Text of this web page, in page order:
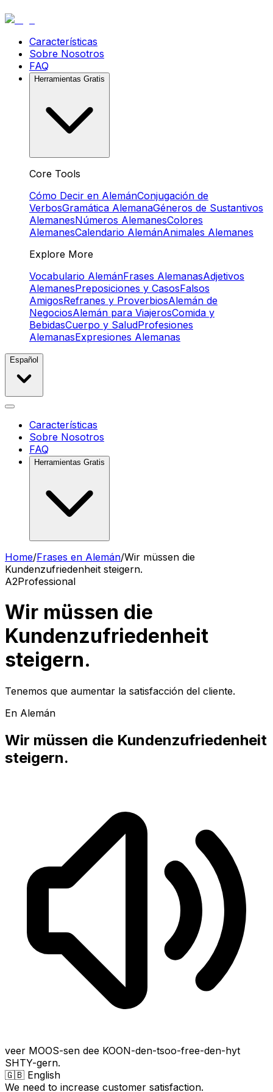
Características
Sobre Nosotros
FAQ
Herramientas Gratis
Core Tools
Cómo Decir en AlemánConjugación de
VerbosGramática AlemanaGéneros de Sustantivos
AlemanesNúmeros AlemanesColores
AlemanesCalendario AlemánAnimales Alemanes
Explore More
Vocabulario AlemánFrases AlemanasAdjetivos
AlemanesPreposiciones y CasosFalsos
AmigosRefranes y ProverbiosAlemán de
NegociosAlemán para ViajerosComida y
BebidasCuerpo y SaludProfesiones
AlemanasExpresiones Alemanas
Español
Características
Sobre Nosotros
FAQ
Herramientas Gratis
Home/Frases en Alemán/Wir müssen die
Kundenzufriedenheit steigern.
A2Professional
Wir müssen die
Kundenzufriedenheit
steigern.
Tenemos que aumentar la satisfacción del cliente.
En Alemán
Wir müssen die Kundenzufriedenheit
steigern.
veer MOOS-sen dee KOON-den-tsoo-free-den-hyt
SHTY-gern.
🇬🇧 English
We need to increase customer satisfaction.